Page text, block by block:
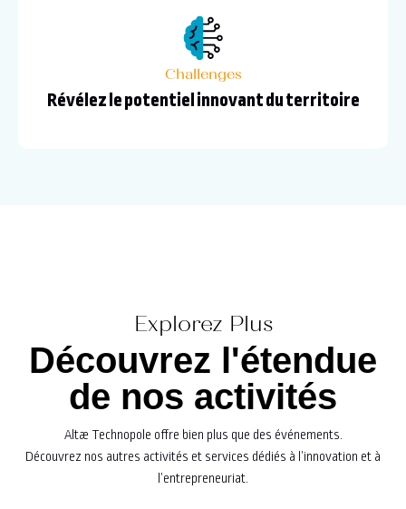
Challenges
Révélez le potentiel innovant du territoire
Explorez Plus
Découvrez l'étendue
de nos activités
Altæ Technopole offre bien plus que des événements.
Découvrez nos autres activités et services dédiés à l’innovation et à
l’entrepreneuriat.